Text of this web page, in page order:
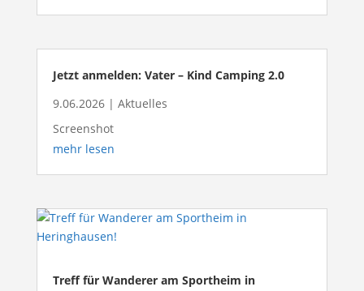
Jetzt anmelden: Vater – Kind Camping 2.0
9.06.2026| Aktuelles
Screenshot
mehr lesen
Treff für Wanderer am Sportheim in